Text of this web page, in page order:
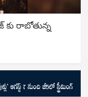
కు రాబోతున్న